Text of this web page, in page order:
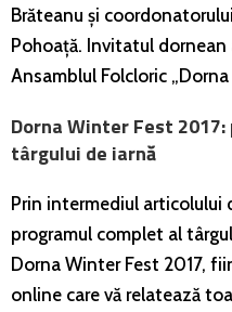
Brăteanu și
Pohoață. Invitatul
Ansamblul Folcloric
Dorna Winter Fest
târgului de iarnă
Prin intermediul articolului
programul complet al
Dorna Winter Fest 2017,
online care vă relatează